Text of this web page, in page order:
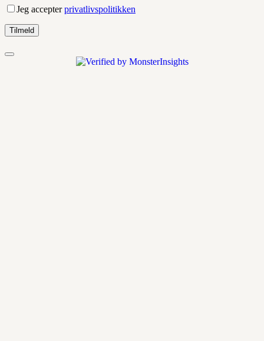
Jeg accepterprivatlivspolitikken